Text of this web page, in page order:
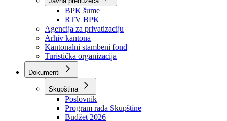
Direkcija za ceste
Direkcija za šumarstvo
Javna preduzeća
BPK šume
RTV BPK
Agencija za privatizaciju
Arhiv kantona
Kantonalni stambeni fond
Turistička organizacija
Dokumenti
Skupština